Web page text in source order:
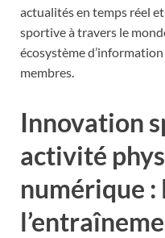
actualités en temps réel
sportive à travers le
écosystème
membres.
Innovation
activité
numérique :